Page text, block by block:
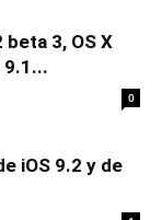
beta 3, OS X
9.1...
0
iOS 9.2 y de